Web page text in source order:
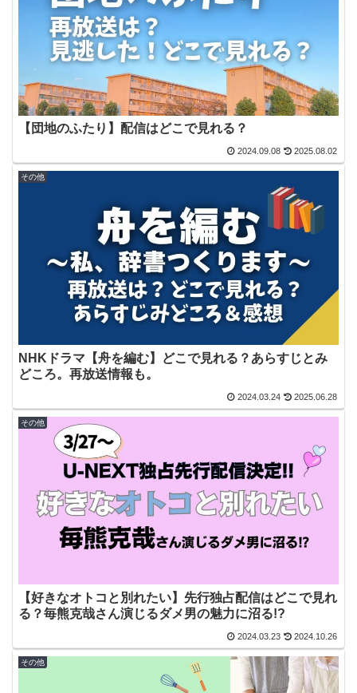
【団地のふたり】配信はどこで見れる？
2024.09.08 2025.08.02
その他
NHKドラマ【舟を編む】どこで見れる？あらすじとみ
どころ。再放送情報も。
2024.03.24 2025.06.28
その他
【好きなオトコと別れたい】先行独占配信はどこで見れ
る？毎熊克哉さん演じるダメ男の魅力に沼る!?
2024.03.23 2024.10.26
その他